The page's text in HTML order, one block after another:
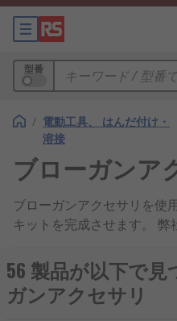
型番
/ 電動工具、 はんだ付け・
溶接
ブローガンア
ブローガンアクセサリを使
キットを完成させます。 弊
、 Legris、 SMC、 Staubli
す。 ブローガンアクセサリ
ト、 ダストバッグ、 ノズル
56 製品が以下で
ガンアクセサリ